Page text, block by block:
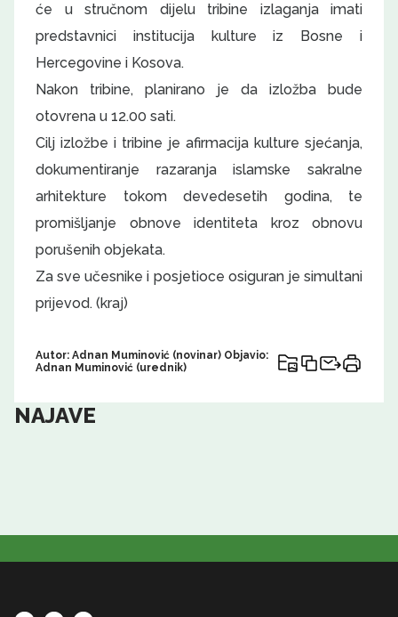
će u stručnom dijelu tribine izlaganja imati
predstavnici institucija kulture iz Bosne i
Hercegovine i Kosova.
Nakon tribine, planirano je da izložba bude
otovrena u 12.00 sati.
Cilj izložbe i tribine je afirmacija kulture sjećanja,
dokumentiranje razaranja islamske sakralne
arhitekture tokom devedesetih godina, te
promišljanje obnove identiteta kroz obnovu
porušenih objekata.
Za sve učesnike i posjetioce osiguran je simultani
prijevod. (kraj)
Autor: Adnan Muminović (novinar) Objavio:
Adnan Muminović (urednik)
NAJAVE